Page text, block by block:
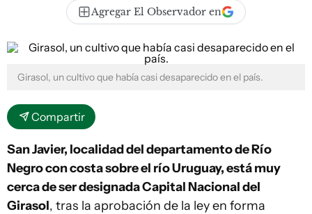
Agregar El Observador en
Girasol, un cultivo que había casi desaparecido en el país.
Compartir
San Javier, localidad del departamento de Río
Negro con costa sobre el río Uruguay, está muy
cerca de ser designada Capital Nacional del
Girasol, tras la aprobación de la ley en forma